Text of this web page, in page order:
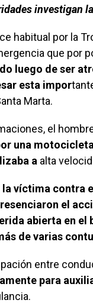
investigan
habitual por la
que por
luego de ser
esta impor
Marta.
el
una
a alta
la víctima contra
el
abierta en
de varias
entre
para